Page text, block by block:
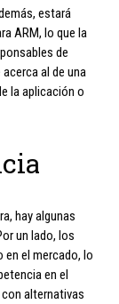
estará
ARM, lo que la
de
al de una
la aplicación o
hay algunas
un lado, los
el mercado, lo
en el
alternativas